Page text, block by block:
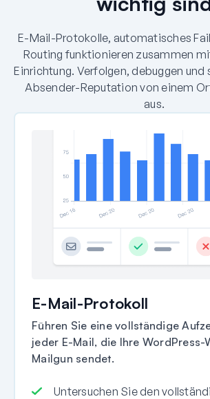
E-Mail-Protokolle, automatisches
Routing funktionieren zusammen
Einrichtung. Verfolgen, debuggen und
Absender-Reputation von einem
aus.
E-Mail-Protokoll
Führen Sie eine vollständige
jeder E-Mail, die Ihre WordPress-
Mailgun sendet.
Untersuchen Sie den